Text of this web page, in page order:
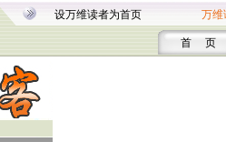
设万维读者为首页 万维
首 页